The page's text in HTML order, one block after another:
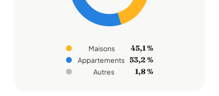
Maisons 45,1 %
Appartements 53,2 %
Autres 1,8 %